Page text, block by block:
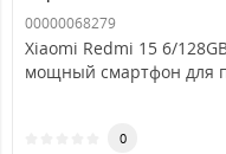
00000068279
Xiaomi Redmi 15 6/
мощный смартфон для
0